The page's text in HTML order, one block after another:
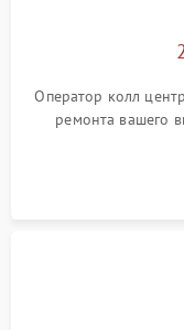
Оператор колл
ремонта вашего